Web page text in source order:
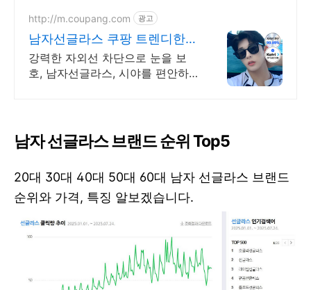
http://m.coupang.com 광고
남자선글라스 쿠팡 트렌디한
디자인 스타일
강력한 자외선 차단으로 눈을 보
호, 남자선글라스, 시야를 편안하
남자 선글라스 브랜드 순위 Top5
20대 30대 40대 50대 60대 남자 선글라스 브랜드
순위와 가격, 특징 알보겠습니다.